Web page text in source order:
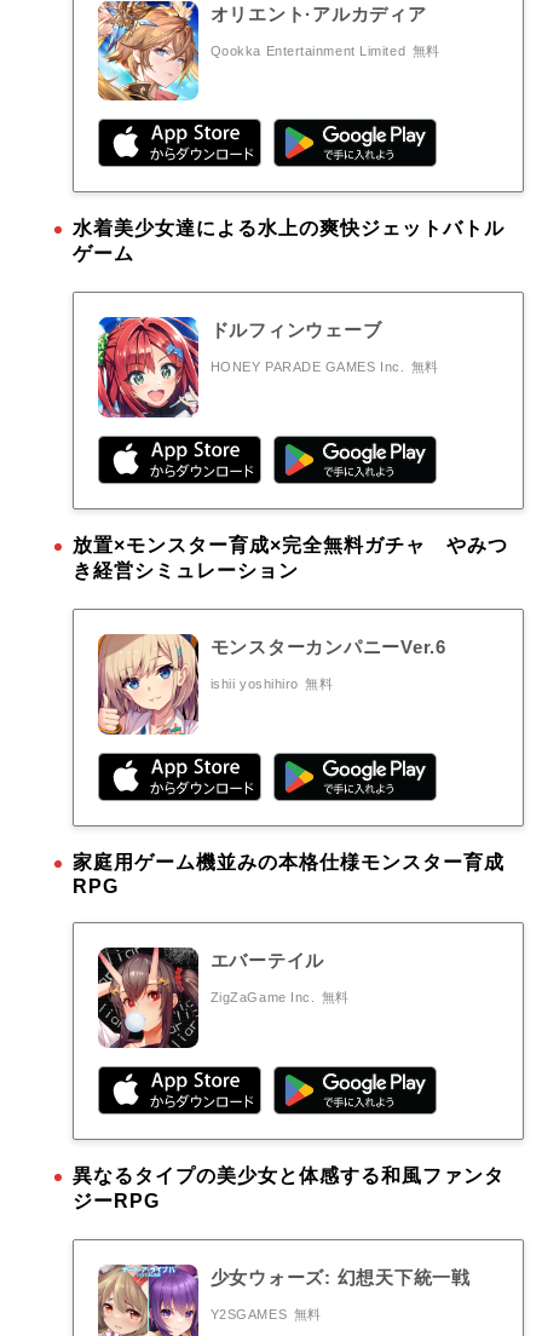
オリエント·アルカディア
Qookka Entertainment Limited 無料
水着美少女達による水上の爽快ジェットバトル
ゲーム
ドルフィンウェーブ
HONEY PARADE GAMES Inc. 無料
放置×モンスター育成×完全無料ガチャ やみつ
き経営シミュレーション
モンスターカンパニーVer.6
ishii yoshihiro 無料
家庭用ゲーム機並みの本格仕様モンスター育成
RPG
エバーテイル
ZigZaGame Inc. 無料
異なるタイプの美少女と体感する和風ファンタ
ジーRPG
少女ウォーズ: 幻想天下統一戦
Y2SGAMES 無料